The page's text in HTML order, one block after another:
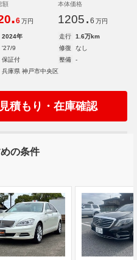
額
.6 万円
本体価格
1205. 6 万円
2024年 走行
1.6万km
'27/9 修復
なし
保証付 整備
-
兵庫県 神戸市中央区
見積もり・在庫確認
の条件